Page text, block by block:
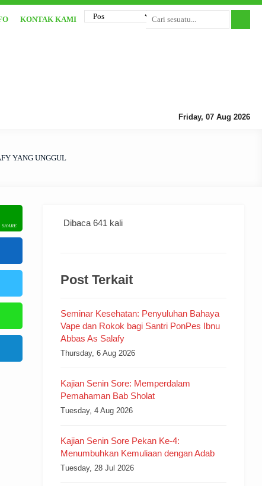
KONTAK KAMI
Friday, 07 Aug 2026
YANG UNGGUL
Dibaca 641 kali
Post Terkait
Seminar Kesehatan: Penyuluhan Bahaya
Vape dan Rokok bagi Santri PonPes Ibnu
Abbas As Salafy
Thursday, 6 Aug 2026
Kajian Senin Sore: Memperdalam
Pemahaman Bab Sholat
Tuesday, 4 Aug 2026
Kajian Senin Sore Pekan Ke-4:
Menumbuhkan Kemuliaan dengan Adab
Tuesday, 28 Jul 2026